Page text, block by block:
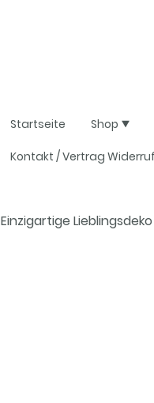
Startseite Shop
Einzigartige Lieblingsdeko